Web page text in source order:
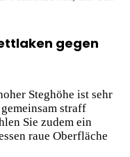
gegen
Steghöhe ist sehr
straff
Sie zudem ein
raue Oberfläche